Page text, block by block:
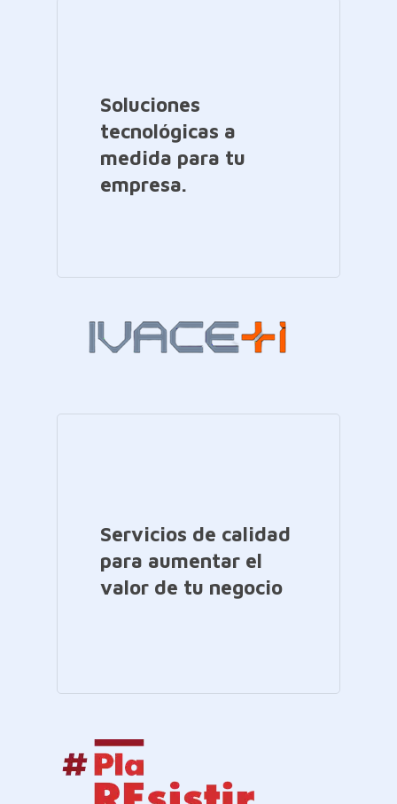
Soluciones
tecnológicas a
medida para tu
empresa.
Servicios de calidad
para aumentar el
valor de tu negocio